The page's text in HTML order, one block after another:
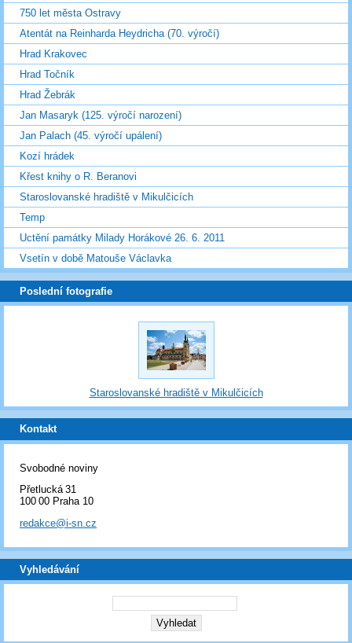
750 let města Ostravy
Atentát na Reinharda Heydricha (70. výročí)
Hrad Krakovec
Hrad Točník
Hrad Žebrák
Jan Masaryk (125. výročí narození)
Jan Palach (45. výročí upálení)
Kozí hrádek
Křest knihy o R. Beranovi
Staroslovanské hradiště v Mikulčicích
Temp
Uctění památky Milady Horákové 26. 6. 2011
Vsetín v době Matouše Václavka
Poslední fotografie
Staroslovanské hradiště v Mikulčicích
Kontakt
Svobodné noviny
Přetlucká 31
100 00 Praha 10
redakce@i-sn.cz
Vyhledávání